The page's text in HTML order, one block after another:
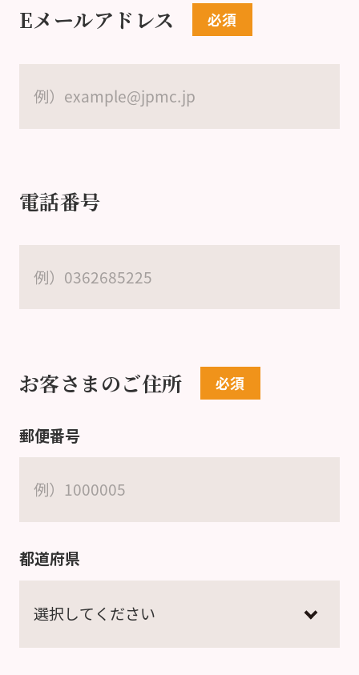
Eメールアドレス
電話番号
お客さまのご住所
郵便番号
都道府県